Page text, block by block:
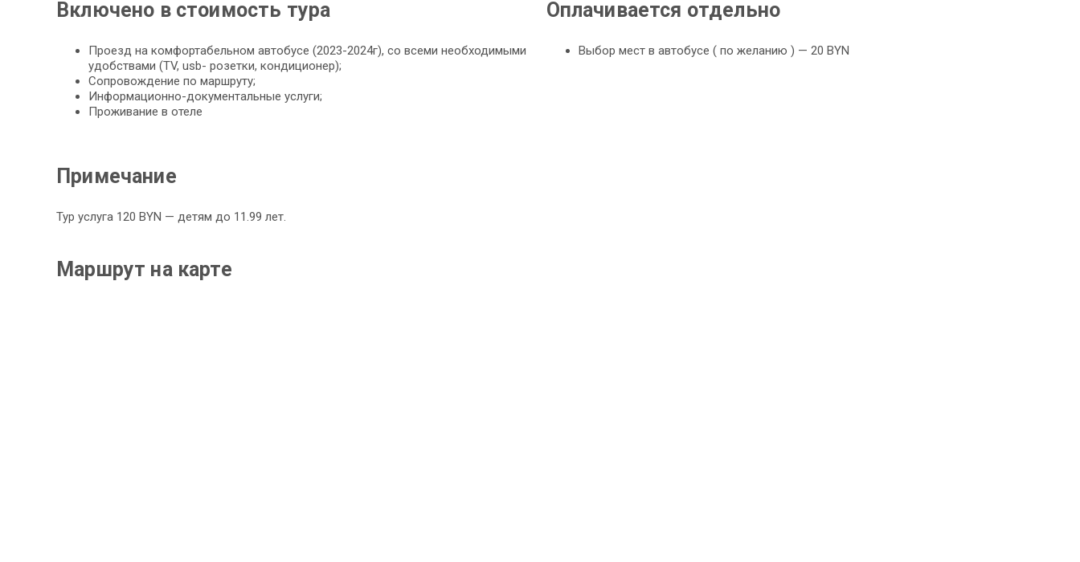
Включено в стоимость тура
Проезд на комфортабельном автобусе (2023-2024г), со всеми необходимыми
удобствами (TV, usb- розетки, кондиционер);
Сопровождение по маршруту;
Информационно-документальные услуги;
Проживание в отеле
Оплачивается отдельно
Выбор мест в автобусе ( по желанию ) — 20 BYN
Примечание
Тур услуга 120 BYN — детям до 11.99 лет.
Маршрут на карте